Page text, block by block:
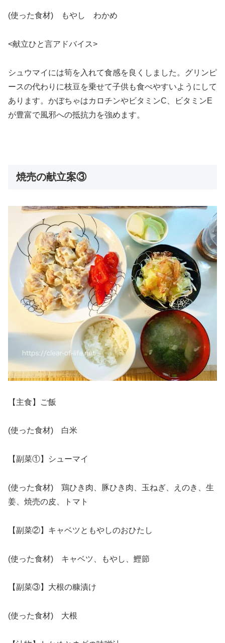
(使った食材) もやし わかめ
<献立ひと言アドバイス>
シュウマイには筍を入れて食感を良くしました。グリンピ
ースの代わりに枝豆を乗せて子供も食べやすいようにして
あります。かぼちゃはカロチンやビタミンC、ビタミンE
が豊富で風邪への抵抗力を強めます。
焼売の献立案③
【主食】ご飯
(使った食材) 白米
【副菜①】シューマイ
(使った食材) 鶏ひき肉、豚ひき肉、玉ねぎ、えのき、生
姜、焼売の皮、トマト
【副菜②】キャベツともやしのおひたし
(使った食材) キャベツ、もやし、鰹節
【副菜③】大根の糠漬け
(使った食材) 大根